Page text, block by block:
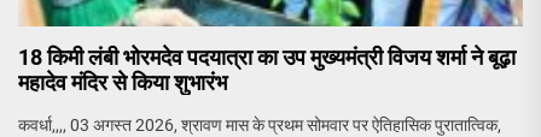
18 किमी लंबी भोरमदेव पदयात्रा का उप मुख्यमंत्री विजय शर्मा ने बूढ़ा
महादेव मंदिर से किया शुभारंभ
कवर्धा,,,, 03 अगस्त 2026, श्रावण मास के प्रथम सोमवार पर ऐतिहासिक पुरातात्विक,